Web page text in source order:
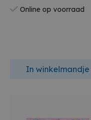
Online op voorraad
In winkelmandje